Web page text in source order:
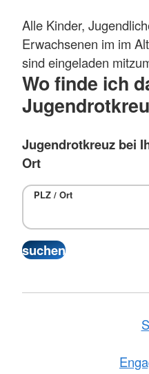
Alle Kinder,
Erwachsenen im im
sind eingeladen
Wo finde ich
Jugendrotkreuz bei
Ort
PLZ / Ort